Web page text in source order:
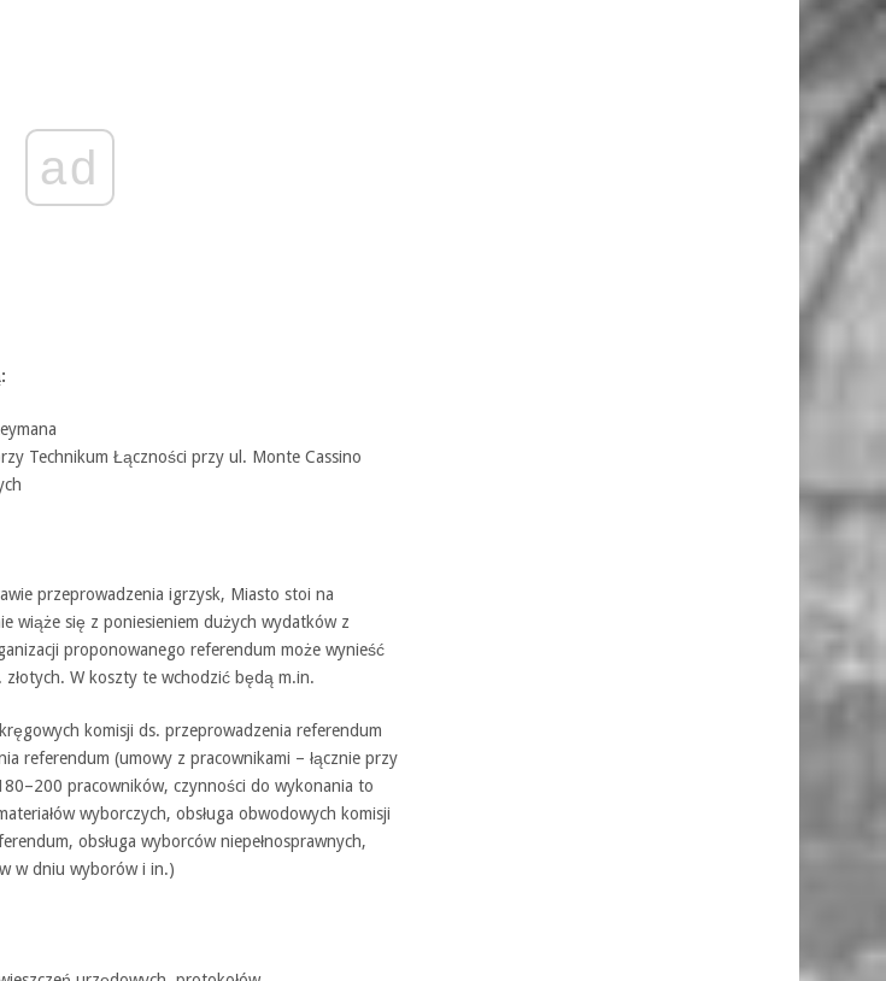
ad
Technikum Łączności przy ul. Monte Cassino
przeprowadzenia igrzysk, Miasto stoi na
wiąże się z poniesieniem dużych wydatków z
proponowanego referendum może wynieść
W koszty te wchodzić będą m.in.
komisji ds. przeprowadzenia referendum
referendum (umowy z pracownikami – łącznie przy
pracowników, czynności do wykonania to
wyborczych, obsługa obwodowych komisji
obsługa wyborców niepełnosprawnych,
w dniu wyborów i in.)